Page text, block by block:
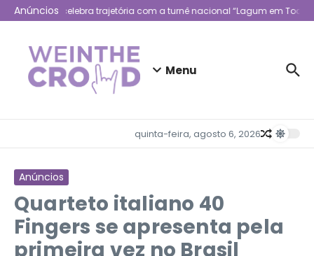
Ir para o conteúdo
Anúncios
Lagum celebra trajetória com a turnê nacional “Lagum em Todo
Menu
quinta-feira, agosto 6, 2026
Anúncios
Quarteto italiano 40
Fingers se apresenta pela
primeira vez no Brasil